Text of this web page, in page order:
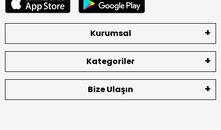
Kurumsal
Kategoriler
Bize Ulaşın